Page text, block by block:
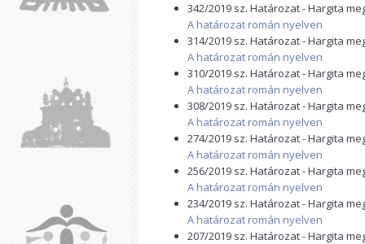
342/2019 sz. Határozat - Hargita
A határozat román nyelven
314/2019 sz. Határozat - Hargita
A határozat román nyelven
310/2019 sz. Határozat - Hargita
A határozat román nyelven
308/2019 sz. Határozat - Hargita
A határozat román nyelven
274/2019 sz. Határozat - Hargita
A határozat román nyelven
256/2019 sz. Határozat - Hargita
A határozat román nyelven
234/2019 sz. Határozat - Hargita
A határozat román nyelven
207/2019 sz. Határozat - Hargita